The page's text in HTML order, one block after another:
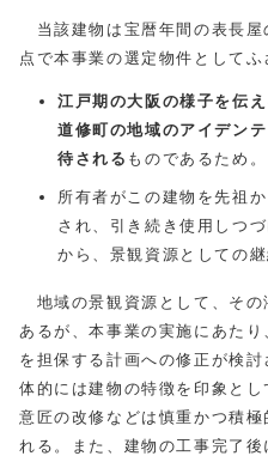
当該建物は宝暦年間の表長屋
点で本事業の選定物件としてふ
江戸期の大阪の様子を伝
道修町の地域のアイデン
待される ものであるため。
所有者がこの建物を先祖
され、引き続き使用しつ
から、景観資源としての
地域の景観資源として、その
あるが、本事業の実施にあた
を担保する計画への修正が検
体的には建物の特徴を印象と
意匠の改修などは慎重かつ積
れる。また、建物の工事完了